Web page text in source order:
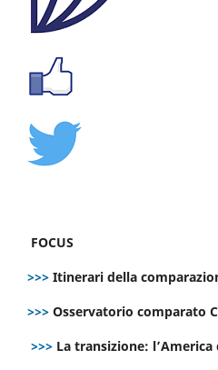
FOCUS
>>> Itinerari della
>>> Osservatorio comparato
>>> La transizione: